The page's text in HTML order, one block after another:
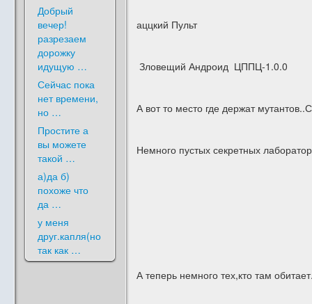
Добрый
вечер!
разрезаем
дорожку
идущую …
Сейчас пока
нет времени,
но …
Простите а
вы можете
такой …
а)да б)
похоже что
да …
у меня
друг.капля(но
так как …
аццкий Пульт
Зловещий Андроид ЦППЦ-1.0.0
А вот то место где держат
Немного пустых секретных
А теперь немного тех,кто там